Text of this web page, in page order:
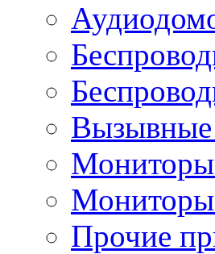
Вызывные
Мониторы
Мониторы
Прочие